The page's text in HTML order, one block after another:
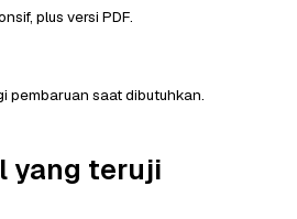
plus versi PDF.
pembaruan saat dibutuhkan.
yang teruji